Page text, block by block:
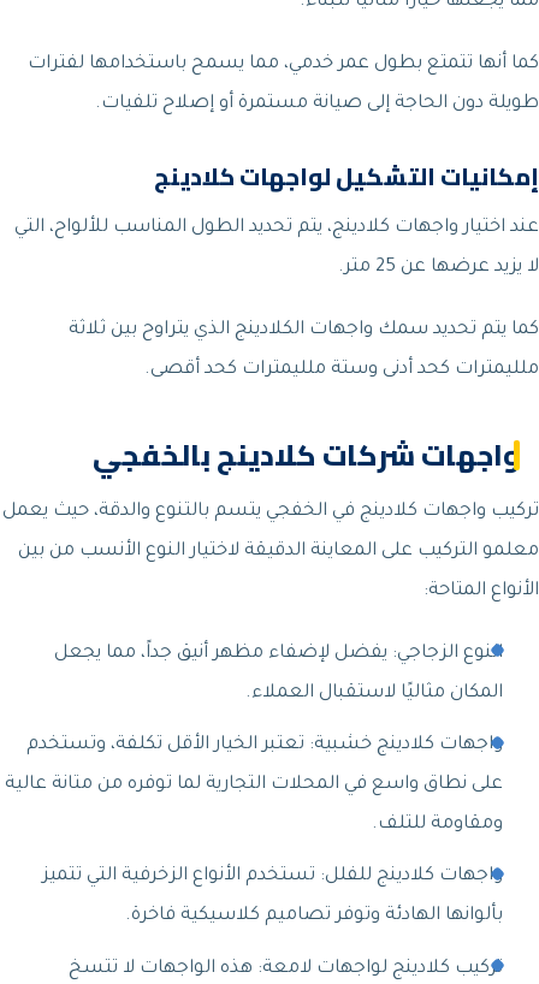
كما أنها تتمتع بطول عمر خدمي، مما يسمح باستخدامها لفترات
طويلة دون الحاجة إلى صيانة مستمرة أو إصلاح تلفيات.
إمكانيات التشكيل لواجهات كلادينج
عند اختيار واجهات كلادينج، يتم تحديد الطول المناسب للألواح، التي
لا يزيد عرضها عن 25 متر.
كما يتم تحديد سمك واجهات الكلادينج الذي يتراوح بين ثلاثة
ملليمترات كحد أدنى وستة ملليمترات كحد أقصى.
واجهات شركات كلادينج بالخفجي
تركيب واجهات كلادينج في الخفجي يتسم بالتنوع والدقة، حيث يعمل
معلمو التركيب على المعاينة الدقيقة لاختيار النوع الأنسب من بين
الأنواع المتاحة:
النوع الزجاجي: يفضل لإضفاء مظهر أنيق جداً، مما يجعل
المكان مثاليًا لاستقبال العملاء.
واجهات كلادينج خشبية: تعتبر الخيار الأقل تكلفة، وتستخدم
على نطاق واسع في المحلات التجارية لما توفره من متانة عالية
ومقاومة للتلف.
واجهات كلادينج للفلل: تستخدم الأنواع الزخرفية التي تتميز
بألوانها الهادئة وتوفر تصاميم كلاسيكية فاخرة.
تركيب كلادينج لواجهات لامعة: هذه الواجهات لا تتسخ